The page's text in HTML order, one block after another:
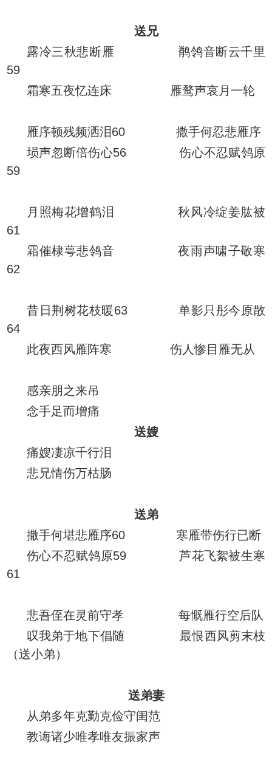
送兄
露冷三秋悲断雁 鹡鸰音断云千里
59
霜寒五夜忆连床 雁鹜声哀月一轮
雁序顿残频洒泪60 撒手何忍悲雁序
埙声忽断倍伤心56 伤心不忍赋鸰原
59
月照梅花增鹤泪 秋风冷绽姜肱被
61
霜催棣萼悲鸰音 夜雨声啸子敬寒
62
昔日荆树花枝暖63 单影只彤今原散
64
此夜西风雁阵寒 伤人惨目雁无从
感亲朋之来吊
念手足而增痛
送嫂
痛嫂凄凉千行泪
悲兄情伤万枯肠
送弟
撒手何堪悲雁序60 寒雁带伤行已断
伤心不忍赋鸰原59 芦花飞絮被生寒
61
悲吾侄在灵前守孝 每慨雁行空后队
叹我弟于地下倡随 最恨西风剪末枝
（送小弟）
送弟妻
从弟多年克勤克俭守闺范
教诲诸少唯孝唯友振家声